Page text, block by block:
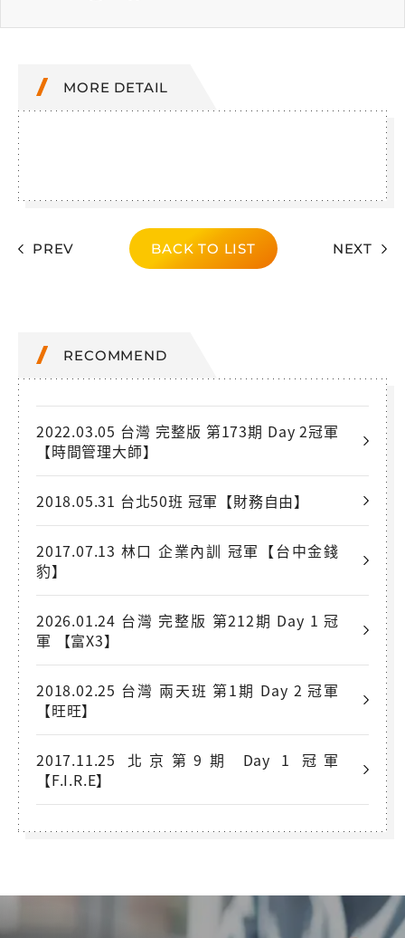
MORE DETAIL
PREV BACK TO LIST NEXT
RECOMMEND
2022.03.05 台灣 完整版 第173期 Day 2冠軍
【時間管理大師】
2018.05.31 台北50班 冠軍【財務自由】
2017.07.13 林口 企業內訓 冠軍【台中金錢
豹】
2026.01.24 台灣 完整版 第212期 Day 1 冠
軍 【富X3】
2018.02.25 台灣 兩天班 第1期 Day 2 冠軍
【旺旺】
2017.11.25 北京第9期 Day 1 冠軍
【F.I.R.E】